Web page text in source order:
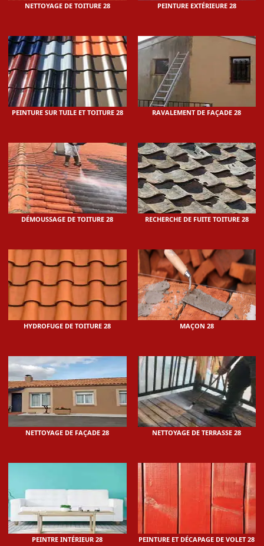
NETTOYAGE DE TOITURE 28 PEINTURE EXTÉRIEURE 28
PEINTURE SUR TUILE ET TOITURE 28 RAVALEMENT DE FAÇADE 28
DÉMOUSSAGE DE TOITURE 28 RECHERCHE DE FUITE TOITURE 28
HYDROFUGE DE TOITURE 28 MAÇON 28
NETTOYAGE DE FAÇADE 28 NETTOYAGE DE TERRASSE 28
PEINTRE INTÉRIEUR 28 PEINTURE ET DÉCAPAGE DE VOLET 28